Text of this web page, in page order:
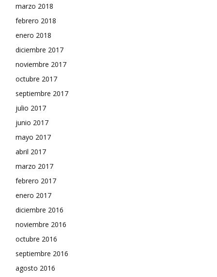
marzo 2018
febrero 2018
enero 2018
diciembre 2017
noviembre 2017
octubre 2017
septiembre 2017
julio 2017
junio 2017
mayo 2017
abril 2017
marzo 2017
febrero 2017
enero 2017
diciembre 2016
noviembre 2016
octubre 2016
septiembre 2016
agosto 2016